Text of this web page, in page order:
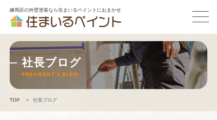
練馬区の外壁塗装なら住まいるペイントにおまかせ
社長ブログ
PRESIDENT’S BLOG
TOP > 社長ブログ